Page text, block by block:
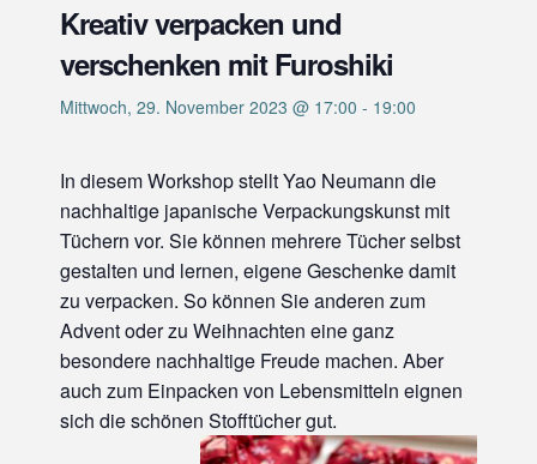
Kreativ verpacken und
verschenken mit Furoshiki
Mittwoch, 29. November 2023 @ 17:00 - 19:00
In diesem Workshop stellt Yao Neumann die
nachhaltige japanische Verpackungskunst mit
Tüchern vor. Sie können mehrere Tücher selbst
gestalten und lernen, eigene Geschenke damit
zu verpacken. So können Sie anderen zum
Advent oder zu Weihnachten eine ganz
besondere nachhaltige Freude machen. Aber
auch zum Einpacken von Lebensmitteln eignen
sich die schönen Stofftücher gut.